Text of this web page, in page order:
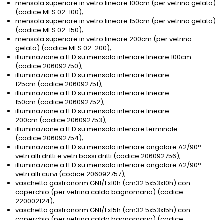
mensola superiore in vetro lineare 100cm (per vetrina gelato)
(codice MES 02-100);
mensola superiore in vetro lineare 150cm (per vetrina gelato)
(codice MES 02-150);
mensola superiore in vetro lineare 200cm (per vetrina
gelato) (codice MES 02-200);
illuminazione a LED su mensola inferiore lineare 100cm
(codice 206092750);
illuminazione a LED su mensola inferiore lineare
125cm (codice 206092751);
illuminazione a LED su mensola inferiore lineare
150cm (codice 206092752);
illuminazione a LED su mensola inferiore lineare
200cm (codice 206092753);
illuminazione a LED su mensola inferiore terminale
(codice 206092754);
illuminazione a LED su mensola inferiore angolare A2/90°
vetri alti dritti e vetri bassi dritti (codice 206092756);
illuminazione a LED su mensola inferiore angolare A2/90°
vetri alti curvi (codice 206092757);
vaschetta gastronorm GN1/1 x10h (cm32.5x53x10h) con
coperchio (per vetrina calda bagnomaria) (codice
220002124);
vaschetta gastronorm GN1/1 x15h (cm32.5x53x15h) con